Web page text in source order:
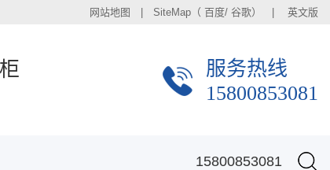
网站地图 | SiteMap（ 百度/ 谷歌） | 英文版
服务热线
15800853081
15800853081